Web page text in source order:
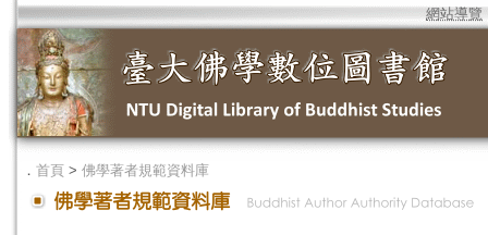
網站導覽
． 首頁 > 佛學著者規範資料庫